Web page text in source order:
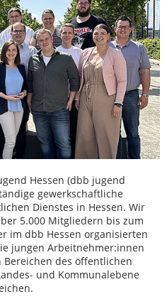
Hessen (dbb jugend
gewerkschaftliche
Dienstes in Hessen. Wir
5.000 Mitgliedern bis zum
im dbb Hessen organisierten
jungen Arbeitnehmer:innen
des öffentlichen
und Kommunalebene